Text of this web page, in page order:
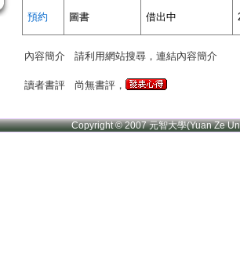
預約 圖書 借出中
內容簡介 請利用網站搜尋，連結內容簡介
讀者書評 尚無書評，
Copyright © 2007 元智大學(Yuan Ze